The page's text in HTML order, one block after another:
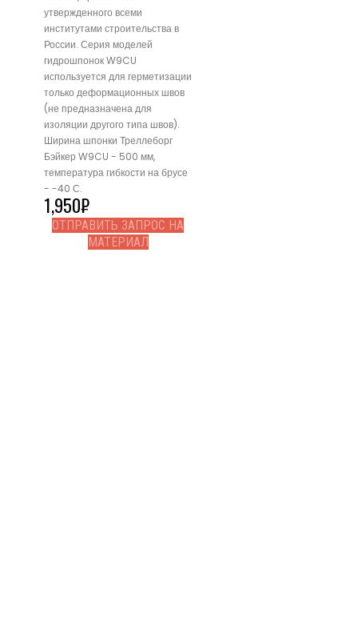
утвержденного всеми
институтами строительства в
России. Серия моделей
гидрошпонок W9CU
используется для герметизации
только деформационных швов
(не предназначена для
изоляции другого типа швов).
Ширина шпонки Треллеборг
Бэйкер W9CU - 500 мм,
температура гибкости на брусе
- -40 С.
1,950₽
ОТПРАВИТЬ ЗАПРОС НА
МАТЕРИАЛ